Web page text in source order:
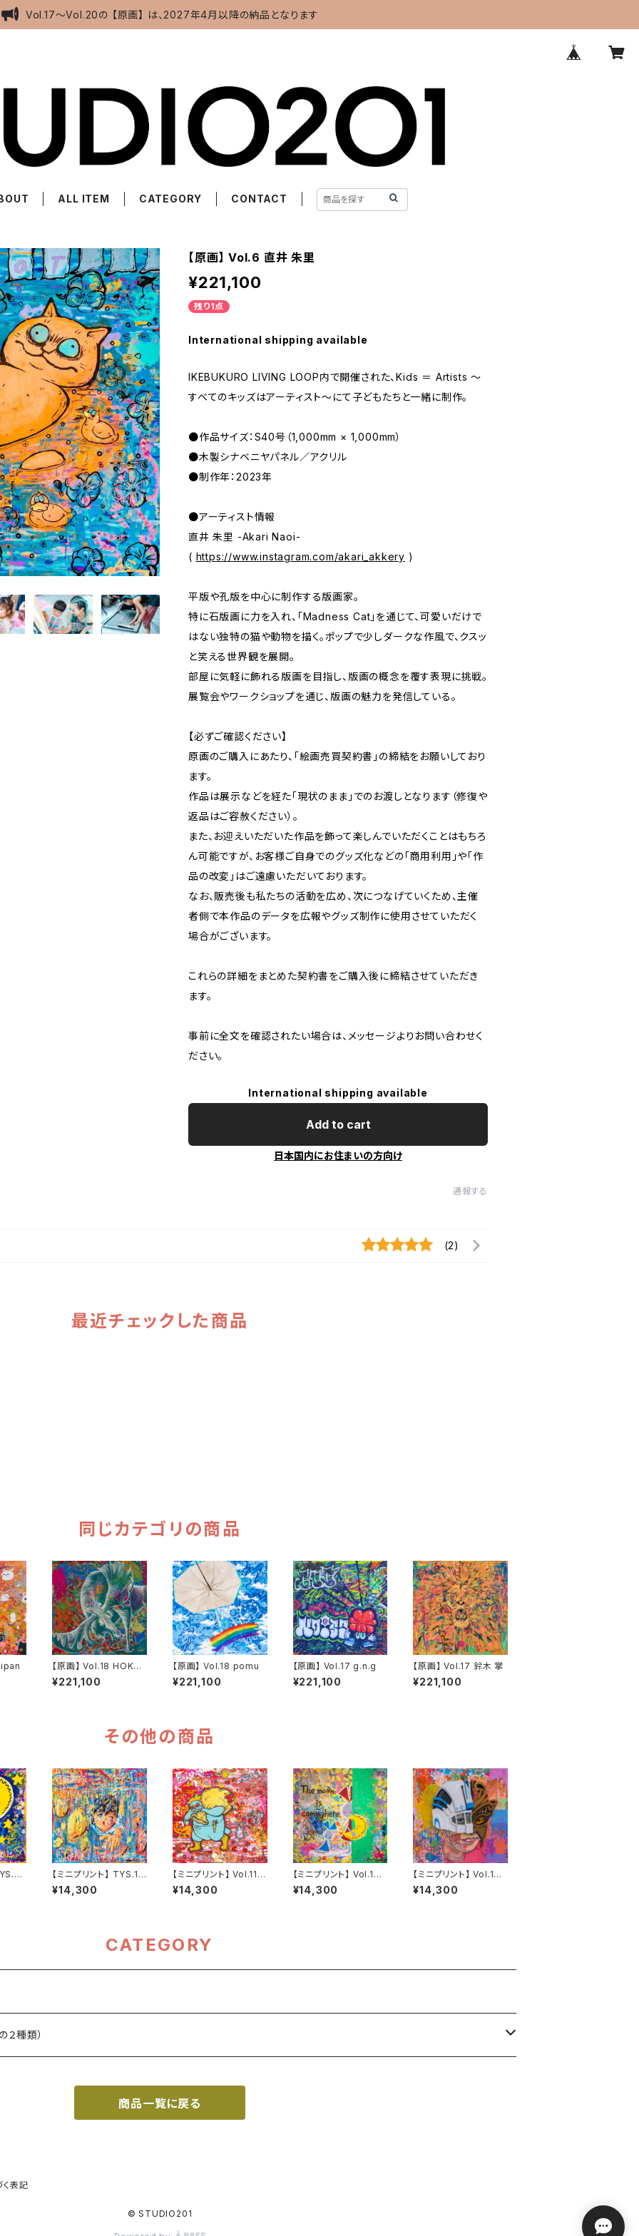
Vol.17～Vol.20の 【原画】 は、2027年4月以降の納品となります
ALL ITEM CATEGORY CONTACT
【原画】 Vol.6 直井 朱里
¥221,100
残り1点
International shipping available
IKEBUKURO LIVING LOOP内で開催された、Kids ＝ Artists 〜
すべてのキッズはアーティスト〜にて子どもたちと一緒に制作。
●作品サイズ：S40号（1,000mm × 1,000mm）
●木製シナベニヤパネル／アクリル
●制作年：2023年
●アーティスト情報
直井 朱里 -Akari Naoi-
( https://www.instagram.com/akari_akkery )
平版や孔版を中心に制作する版画家。
特に石版画に力を入れ、「Madness Cat」を通じて、可愛いだけで
はない独特の猫や動物を描く。ポップで少しダークな作風で、クスッ
と笑える世界観を展開。
部屋に気軽に飾れる版画を目指し、版画の概念を覆す表現に挑戦。
展覧会やワークショップを通じ、版画の魅力を発信している。
【必ずご確認ください】
原画のご購入にあたり、「絵画売買契約書」の締結をお願いしており
ます。
作品は展示などを経た「現状のまま」でのお渡しとなります（修復や
返品はご容赦ください）。
また、お迎えいただいた作品を飾って楽しんでいただくことはもちろ
ん可能ですが、お客様ご自身でのグッズ化などの「商用利用」や「作
品の改変」はご遠慮いただいております。
なお、販売後も私たちの活動を広め、次につなげていくため、主催
者側で本作品のデータを広報やグッズ制作に使用させていただく
場合がございます。
これらの詳細をまとめた契約書をご購入後に締結させていただき
ます。
事前に全文を確認されたい場合は、メッセージよりお問い合わせく
ださい。
International shipping available
Add to cart
日本国内にお住まいの方向け
通報する
(2)
最近チェックした商品
同じカテゴリの商品
【原画】 Vol.18 HOKU
TO TANEICHI
¥221,100
【原画】 Vol.18 pomu
¥221,100
【原画】 Vol.17 g.n.g
¥221,100
【原画】 Vol.17 鈴木 掌
¥221,100
その他の商品
【ミニプリント】 TYS.1
中坪 晴希
¥14,300
【ミニプリント】 Vol.11
直井 朱里
¥14,300
【ミニプリント】 Vol.10
coco
¥14,300
【ミニプリント】 Vol.13
山形 和宏
¥14,300
CATEGORY
２種類）
商品一覧に戻る
表記
© STUDIO201